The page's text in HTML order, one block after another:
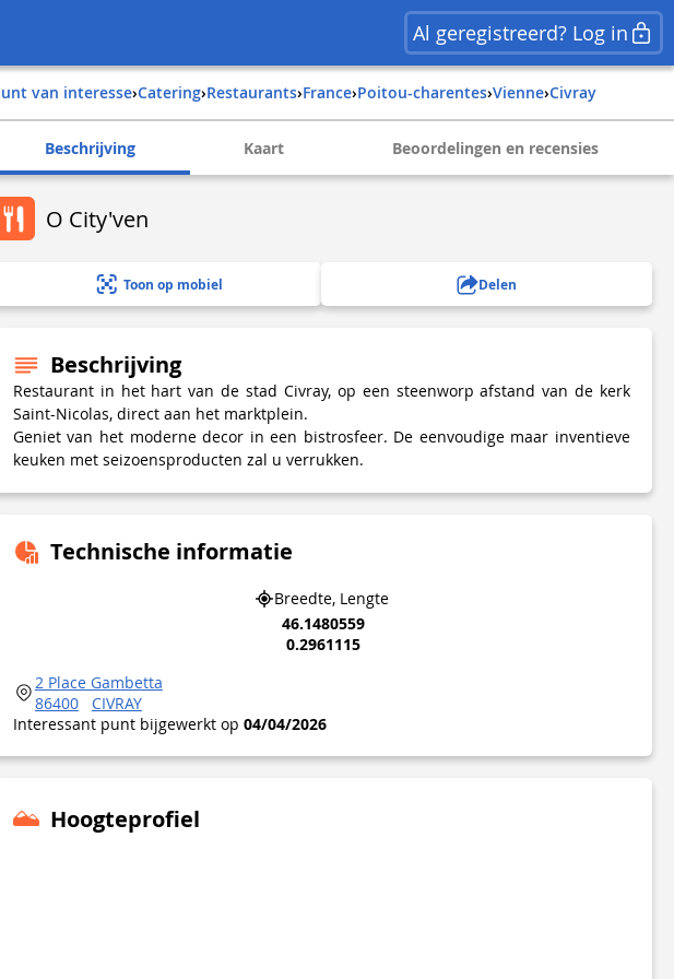
Al geregistreerd? Log in
Punt van interesse› Catering› Restaurants› france› poitou-charentes› vienne› civray
Beschrijving Kaart Beoordelingen en recensies
O City'ven
Toon op mobiel Delen
Beschrijving
Restaurant in het hart van de stad Civray, op een steenworp afstand van de kerk
Saint-Nicolas, direct aan het marktplein.
Geniet van het moderne decor in een bistrosfeer. De eenvoudige maar inventieve
keuken met seizoensproducten zal u verrukken.
Technische informatie
Breedte, Lengte
46.1480559
0.2961115
2 Place Gambetta
86400
CIVRAY
Interessant punt bijgewerkt op 04/04/2026
Hoogteprofiel